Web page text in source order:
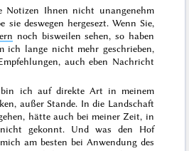
Notizen Ihnen nicht unangenehm
sie deswegen hergesezt. Wenn Sie,
noch bisweilen sehen, so haben
ich lange nicht mehr geschrieben,
auch eben Nachricht
ich auf direkte Art in meinem
außer Stande. In die Landschaft
hätte auch bei meiner Zeit, in
gekonnt. Und was den Hof
am besten bei Anwendung des